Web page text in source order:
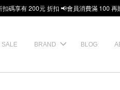
扣碼享有 200元 折扣 📢會員消費滿 100
SALE BRAND BLOG